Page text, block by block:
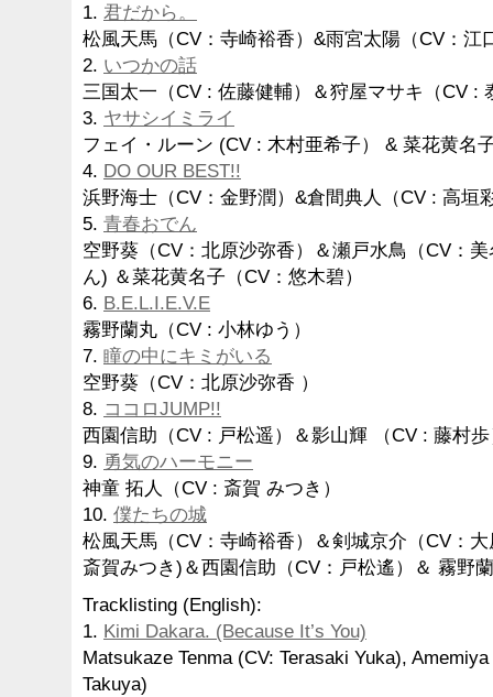
1. 君だから。
松風天馬（CV：寺崎裕香）&雨宮太陽（CV：江
2. いつかの話
三国太一（CV : 佐藤健輔）＆狩屋マサキ（CV :
3. ヤサシイミライ
フェイ・ルーン (CV : 木村亜希子） & 菜花黄名
4. DO OUR BEST!!
浜野海士（CV：金野潤）&倉間典人（CV : 高垣
5. 青春おでん
空野葵（CV：北原沙弥香）＆瀬戸水鳥（CV：
ん) ＆菜花黄名子（CV：悠木碧）
6. B.E.L.I.E.V.E
霧野蘭丸（CV : 小林ゆう）
7. 瞳の中にキミがいる
空野葵（CV：北原沙弥香 ）
8. ココロJUMP!!
西園信助（CV : 戸松遥）＆影山輝 （CV : 藤村
9. 勇気のハーモニー
神童 拓人（CV : 斎賀 みつき）
10. 僕たちの城
松風天馬（CV：寺崎裕香）＆剣城京介（CV：
斎賀みつき)＆西園信助（CV：戸松遙）＆ 霧野
Tracklisting (English):
1. Kimi Dakara. (Because It’s You)
Matsukaze Tenma (CV: Terasaki Yuka),
Takuya)